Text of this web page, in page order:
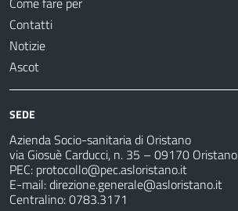
Contatti
Notizie
Ascot
SEDE
Azienda Socio-sanitaria di Oristano
via Giosuè Carducci, n. 35 – 09170 Oristano
PEC: protocollo@pec.asloristano.it
E-mail:direzione.generale@asloristano.it
Centralino: 0783.3171